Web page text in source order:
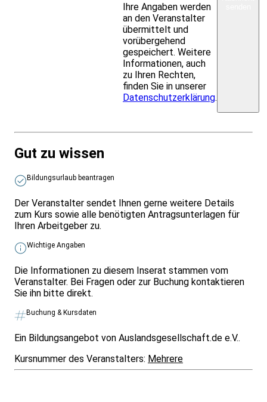
Ihre Angaben werden
an den Veranstalter
übermittelt und
vorübergehend
gespeichert. Weitere
Informationen, auch
zu Ihren Rechten,
finden Sie in unserer
Datenschutzerklärung.
Gut zu wissen
Bildungsurlaub beantragen
Der Veranstalter sendet Ihnen gerne weitere Details
zum Kurs sowie alle benötigten Antragsunterlagen für
Ihren Arbeitgeber zu.
Wichtige Angaben
Die Informationen zu diesem Inserat stammen vom
Veranstalter. Bei Fragen oder zur Buchung kontaktieren
Sie ihn bitte direkt.
Buchung & Kursdaten
Ein Bildungsangebot von Auslandsgesellschaft.de e.V..
Kursnummer des Veranstalters: Mehrere